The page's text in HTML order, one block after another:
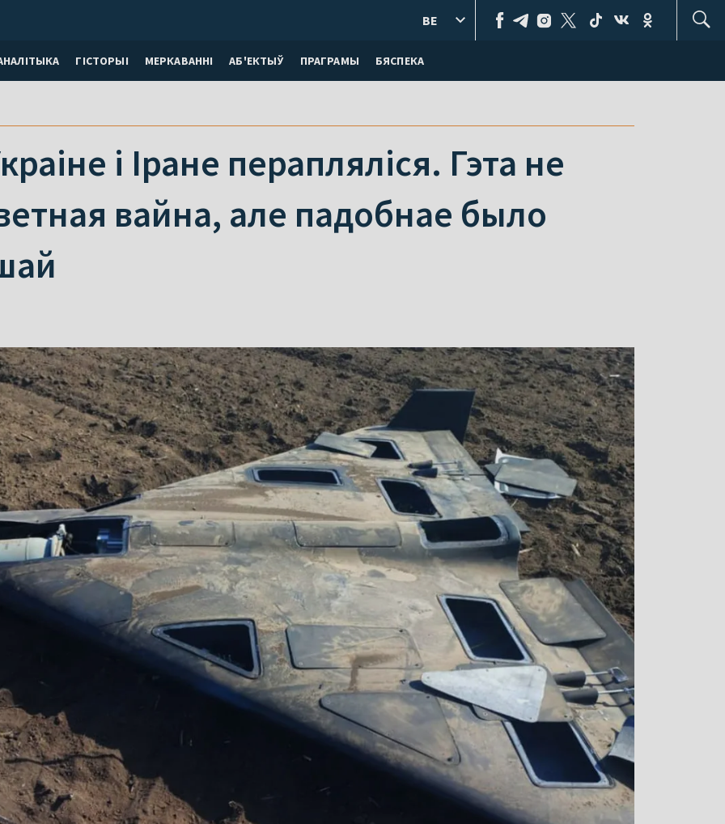
ГІСТОРЫІ МЕРКАВАННI АБ'ЕКТЫЎ ПРАГРАМЫ БЯСПЕКА
BE
і Іране перапляліся. Гэта не
вайна, але падобнае было